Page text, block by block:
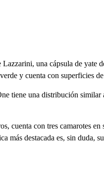
una cápsula de yate
y cuenta con superficies
tiene una distribución
cuenta con tres camarotes
más destacada es, sin duda,